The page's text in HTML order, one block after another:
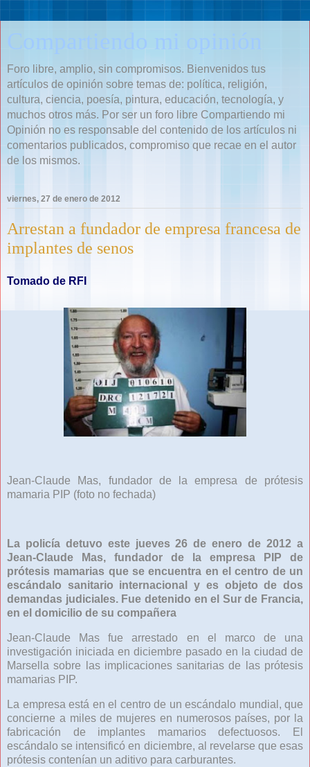
Compartiendo mi opinión
Foro libre, amplio, sin compromisos. Bienvenidos tus
artículos de opinión sobre temas de: política, religión,
cultura, ciencia, poesía, pintura, educación, tecnología, y
muchos otros más. Por ser un foro libre Compartiendo mi
Opinión no es responsable del contenido de los artículos ni
comentarios publicados, compromiso que recae en el autor
de los mismos.
viernes, 27 de enero de 2012
Arrestan a fundador de empresa francesa de
implantes de senos
Tomado de RFI
Jean-Claude Mas, fundador de la empresa de prótesis
mamaria PIP (foto no fechada)
La policía detuvo este jueves 26 de enero de 2012 a
Jean-Claude Mas, fundador de la empresa PIP de
prótesis mamarias que se encuentra en el centro de un
escándalo sanitario internacional y es objeto de dos
demandas judiciales. Fue detenido en el Sur de Francia,
en el domicilio de su compañera
Jean-Claude Mas fue arrestado en el marco de una
investigación iniciada en diciembre pasado en la ciudad de
Marsella sobre las implicaciones sanitarias de las prótesis
mamarias PIP.
La empresa está en el centro de un escándalo mundial, que
concierne a miles de mujeres en numerosos países, por la
fabricación de implantes mamarios defectuosos. El
escándalo se intensificó en diciembre, al revelarse que esas
prótesis contenían un aditivo para carburantes.